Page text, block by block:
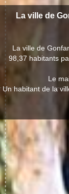
La ville de
La ville de
98,37 habitants
Le
Un habitant de la